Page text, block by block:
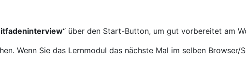
“ über den Start-Button, um gut vorbereitet am
Wenn Sie das Lernmodul das nächste Mal im selben